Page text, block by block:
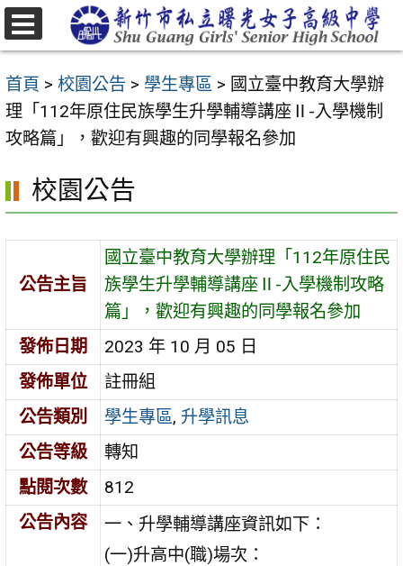
跳
至
要
內
容
首頁 > 校園公告 > 學生專區 > 國立臺中教育大學辦
理「112年原住民族學生升學輔導講座Ⅱ-入學機制
攻略篇」，歡迎有興趣的同學報名參加
校園公告
公告主旨
國立臺中教育大學辦理「112年原住民
族學生升學輔導講座Ⅱ-入學機制攻略
篇」，歡迎有興趣的同學報名參加
發佈日期
2023 年 10 月 05 日
發佈單位
註冊組
公告類別
學生專區, 升學訊息
公告等級
轉知
點閱次數
812
公告內容
一、升學輔導講座資訊如下：
(一)升高中(職)場次：
選
單